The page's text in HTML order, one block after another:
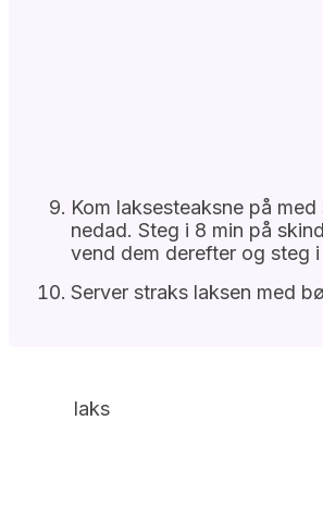
Kom laksesteaksne på
nedad. Steg i 8 min på
vend dem derefter og steg i
Server straks laksen med
laks